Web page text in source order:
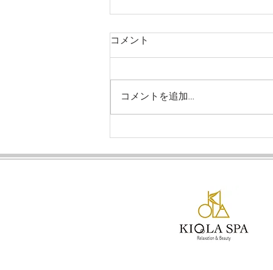
【スクール】受講料金・お試
コメント
コメントを追加…